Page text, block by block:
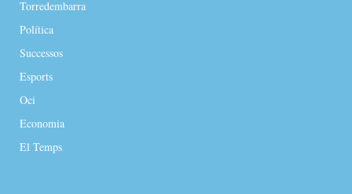
Torredembarra
Política
Successos
Esports
Oci
Economia
El Temps